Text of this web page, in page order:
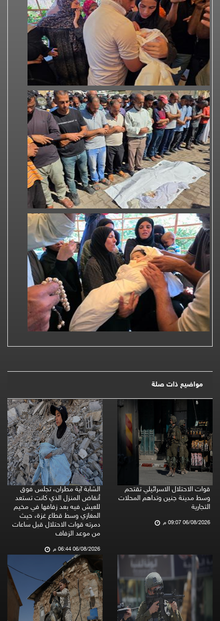
مواضيع ذات صلة
قوات الاحتلال الاسرائيلي تقتحم
وسط مدينة جنين وتداهم المحلات
التجارية
06/08/2026 09:07 م
الشابة آية مطران، تجلس فوق
أنقاض المنزل الذي كانت تستعد
للعيش فيه بعد زفافها في مخيم
المغازي وسط قطاع غزة، حيث
دمرته قوات الاحتلال قبل ساعات
من موعد الزفاف
06/08/2026 06:44 م